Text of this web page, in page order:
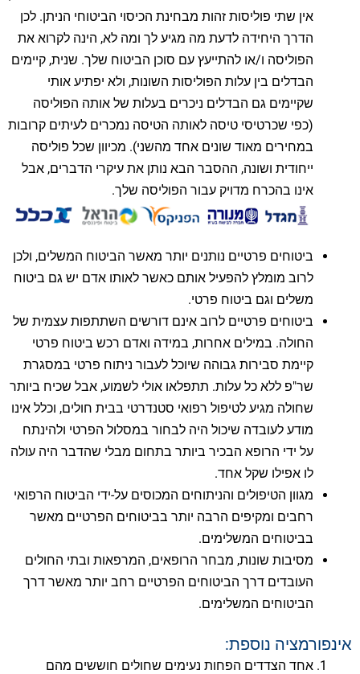
אין שתי פוליסות זהות מבחינת הכיסוי הביטוחי הניתן. לכן
הדרך היחידה לדעת מה מגיע לך ומה לא, הינה לקרוא את
הפוליסה ו/או להתייעץ עם סוכן הביטוח שלך. שנית, קיימים
הבדלים בין עלות הפוליסות השונות, ולא יפתיע אותי
שקיימים גם הבדלים ניכרים בעלות של אותה הפוליסה
(כפי שכרטיסי טיסה לאותה הטיסה נמכרים לעיתים קרובות
במחירים מאוד שונים אחד מהשני). מכיוון שכל פוליסה
ייחודית ושונה, ההסבר הבא נותן את עיקרי הדברים, אבל
אינו בהכרח מדויק עבור הפוליסה שלך.
ביטוחים פרטיים נותנים יותר מאשר הביטוח המשלים, ולכן
לרוב מומלץ להפעיל אותם כאשר לאותו אדם יש גם ביטוח
משלים וגם ביטוח פרטי.
ביטוחים פרטיים לרוב אינם דורשים השתתפות עצמית של
החולה. במילים אחרות, במידה ואדם רכש ביטוח פרטי
קיימת סבירות גבוהה שיוכל לעבור ניתוח פרטי במסגרת
שר"פ ללא כל עלות. תתפלאו אולי לשמוע, אבל שכיח ביותר
שחולה מגיע לטיפול רפואי סטנדרטי בבית חולים, וכלל אינו
מודע לעובדה שיכול היה לבחור במסלול הפרטי ולהינתח
על ידי הרופא הבכיר ביותר בתחום מבלי שהדבר היה עולה
לו אפילו שקל אחד.
מגוון הטיפולים והניתוחים המכוסים על-ידי הביטוח הרפואי
רחבים ומקיפים הרבה יותר בביטוחים הפרטיים מאשר
בביטוחים המשלימים.
מסיבות שונות, מבחר הרופאים, המרפאות ובתי החולים
העובדים דרך הביטוחים הפרטיים רחב יותר מאשר דרך
הביטוחים המשלימים.
אינפורמציה נוספת:
אחד הצדדים הפחות נעימים שחולים חוששים מהם